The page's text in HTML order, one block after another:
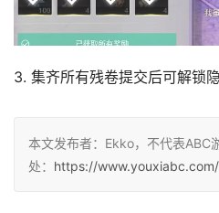
3. 集齐所有残卷提交后可解锁
本文发布者：Ekko，不代表ABC
处： https://